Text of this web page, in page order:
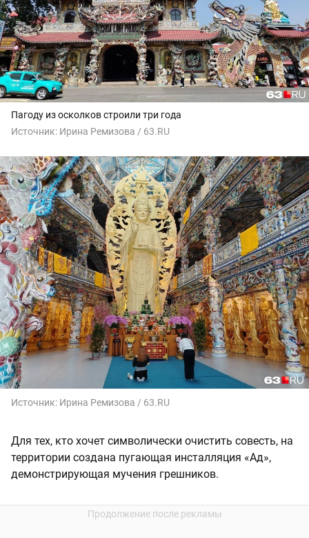
Пагоду из осколков строили три года
Источник: Ирина Ремизова / 63.RU
Источник: Ирина Ремизова / 63.RU
Для тех, кто хочет символически очистить совесть, на
территории создана пугающая инсталляция «Ад»,
демонстрирующая мучения грешников.